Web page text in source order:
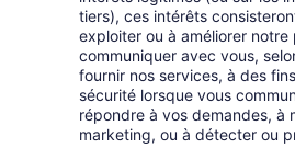
tiers), ces intérêts
exploiter ou à améliorer notre
communiquer avec vous,
fournir nos services, à des
sécurité lorsque vous
répondre à vos demandes, à
marketing, ou à détecter ou